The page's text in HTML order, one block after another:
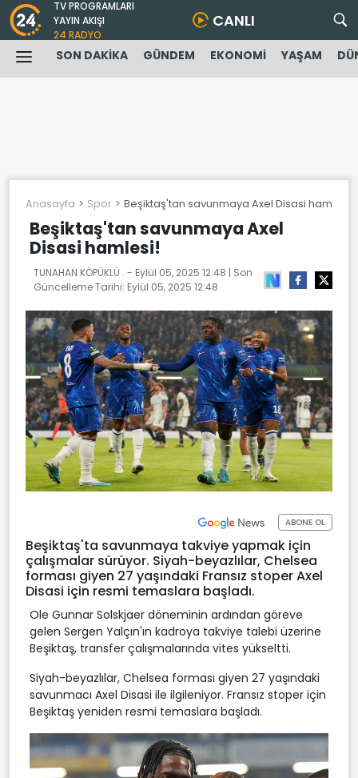
TV PROGRAMLARI
YAYIN AKIŞI
24 RADYO
CANLI
SON DAKİKA GÜNDEM EKONOMİ YAŞAM
Anasayfa Spor Beşiktaş'tan savunmaya Axel Disasi hamlesi!
Beşiktaş'tan savunmaya Axel
Disasi hamlesi!
TUNAHAN KÖPÜKLÜ . - Eylül 05, 2025 12:48 | Son
Güncelleme Tarihi: Eylül 05, 2025 12:48
ABONE OL
Beşiktaş'ta savunmaya takviye yapmak için
çalışmalar sürüyor. Siyah-beyazlılar, Chelsea
forması giyen 27 yaşındaki Fransız stoper Axel
Disasi için resmi temaslara başladı.
Ole Gunnar Solskjaer döneminin ardından göreve
gelen Sergen Yalçın'ın kadroya takviye talebi üzerine
Beşiktaş, transfer çalışmalarında vites yükseltti.
Siyah-beyazlılar, Chelsea forması giyen 27 yaşındaki
savunmacı Axel Disasi ile ilgileniyor. Fransız stoper için
Beşiktaş yeniden resmi temaslara başladı.